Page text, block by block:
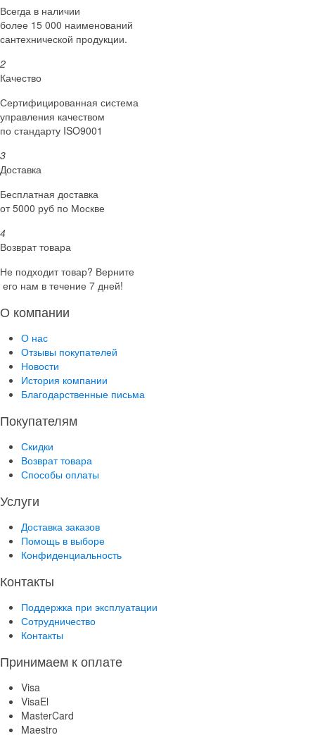
Всегда в наличии
более 15 000 наименований
сантехнической продукции.
2
Качество
Сертифициро­ванная система
управления качеством
по стандарту ISO9001
3
Доставка
Бесплатная доставка
от 5000 руб по Москве
4
Возврат товара
Не подходит товар? Верните
его нам в течение 7 дней!
О компании
О нас
Отзывы покупателей
Новости
История компании
Благодарственные письма
Покупателям
Скидки
Возврат товара
Способы оплаты
Услуги
Доставка заказов
Помощь в выборе
Конфиденциальность
Контакты
Поддержка при эксплуатации
Сотрудничество
Контакты
Принимаем к оплате
Visa
VisaEl
MasterCard
Maestro